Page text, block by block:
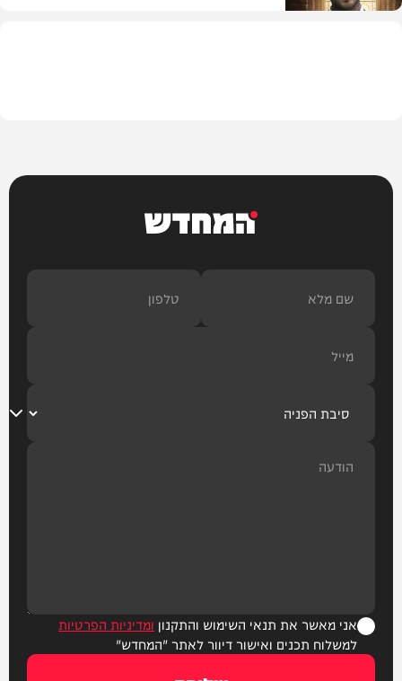
המחדש
אני מאשר את תנאי השימוש והתקנון ומדיניות הפרטיות
למשלוח תכנים ואישור דיוור לאתר "המחדש"